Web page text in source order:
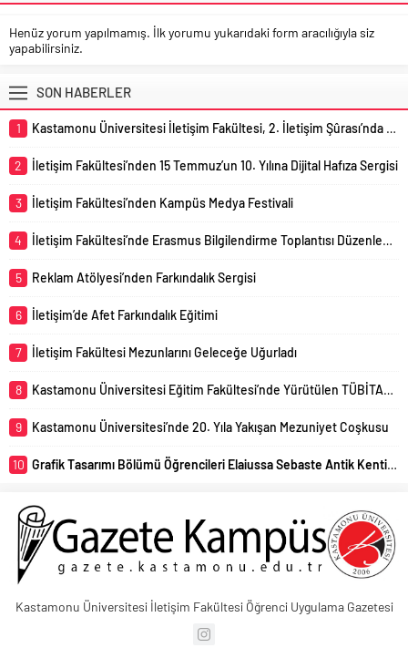
Henüz yorum yapılmamış. İlk yorumu yukarıdaki form aracılığıyla siz
yapabilirsiniz.
SON HABERLER
1 Kastamonu Üniversitesi İletişim Fakültesi, 2. İletişim Şûrası’nda Temsil Edildi
2 İletişim Fakültesi’nden 15 Temmuz’un 10. Yılına Dijital Hafıza Sergisi
3 İletişim Fakültesi’nden Kampüs Medya Festivali
4 İletişim Fakültesi’nde Erasmus Bilgilendirme Toplantısı Düzenlendi
5 Reklam Atölyesi’nden Farkındalık Sergisi
6 İletişim’de Afet Farkındalık Eğitimi
7 İletişim Fakültesi Mezunlarını Geleceğe Uğurladı
8 Kastamonu Üniversitesi Eğitim Fakültesi’nde Yürütülen TÜBİTAK 4005 Projesi Başarıyla Sonuçlandı
9 Kastamonu Üniversitesi’nde 20. Yıla Yakışan Mezuniyet Coşkusu
10 Grafik Tasarımı Bölümü Öğrencileri Elaiussa Sebaste Antik Kentini Uzmanlar Eşliğinde Yerinde İnceledi
Kastamonu Üniversitesi İletişim Fakültesi Öğrenci Uygulama Gazetesi